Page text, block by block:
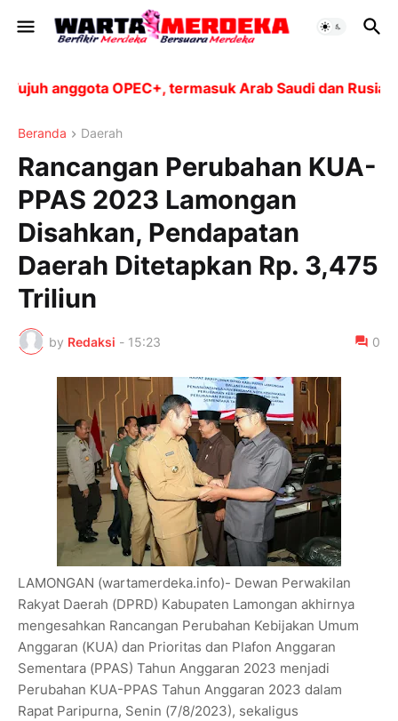
anggota OPEC+, termasuk Arab Saudi dan Rusia,
Beranda Daerah
Rancangan Perubahan KUA-
PPAS 2023 Lamongan
Disahkan, Pendapatan
Daerah Ditetapkan Rp. 3,475
Triliun
by Redaksi - 15:23 0
LAMONGAN (wartamerdeka.info)- Dewan Perwakilan
Rakyat Daerah (DPRD) Kabupaten Lamongan akhirnya
mengesahkan Rancangan Perubahan Kebijakan Umum
Anggaran (KUA) dan Prioritas dan Plafon Anggaran
Sementara (PPAS) Tahun Anggaran 2023 menjadi
Perubahan KUA-PPAS Tahun Anggaran 2023 dalam
Rapat Paripurna, Senin (7/8/2023), sekaligus